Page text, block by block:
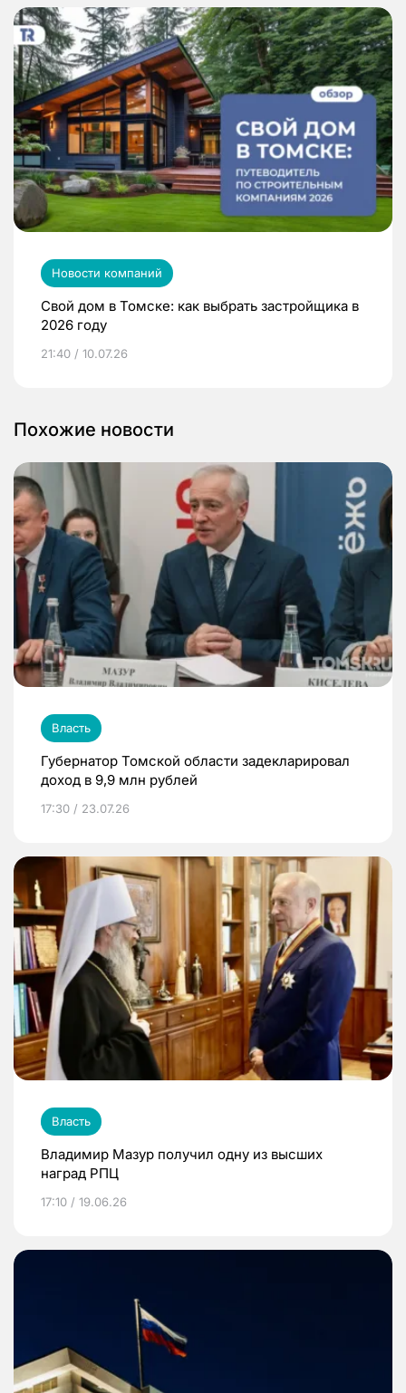
Новости компаний
Свой дом в Томске: как выбрать застройщика в
2026 году
21:40 / 10.07.26
Похожие новости
Власть
Губернатор Томской области задекларировал
доход в 9,9 млн рублей
17:30 / 23.07.26
Власть
Владимир Мазур получил одну из высших
наград РПЦ
17:10 / 19.06.26